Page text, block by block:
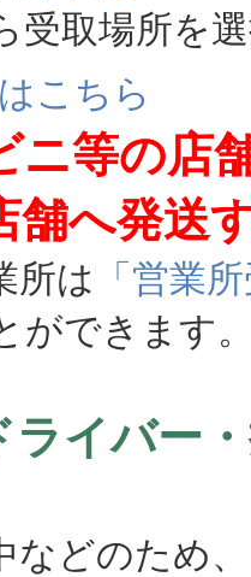
受取場所を
こちら
等の店
舗へ発送
は 「営業
ができます
ライバー
どのため